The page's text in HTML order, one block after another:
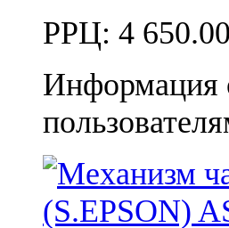
РРЦ: 4 650.00
Информация